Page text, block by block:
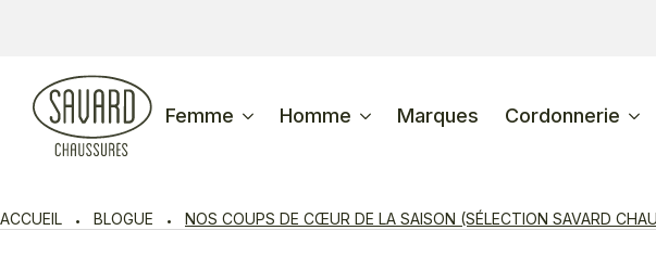
Femme Homme Marques Cordonnerie
ACCUEIL BLOGUE NOS COUPS DE CŒUR DE LA SAISON (SÉLECTION SAVARD